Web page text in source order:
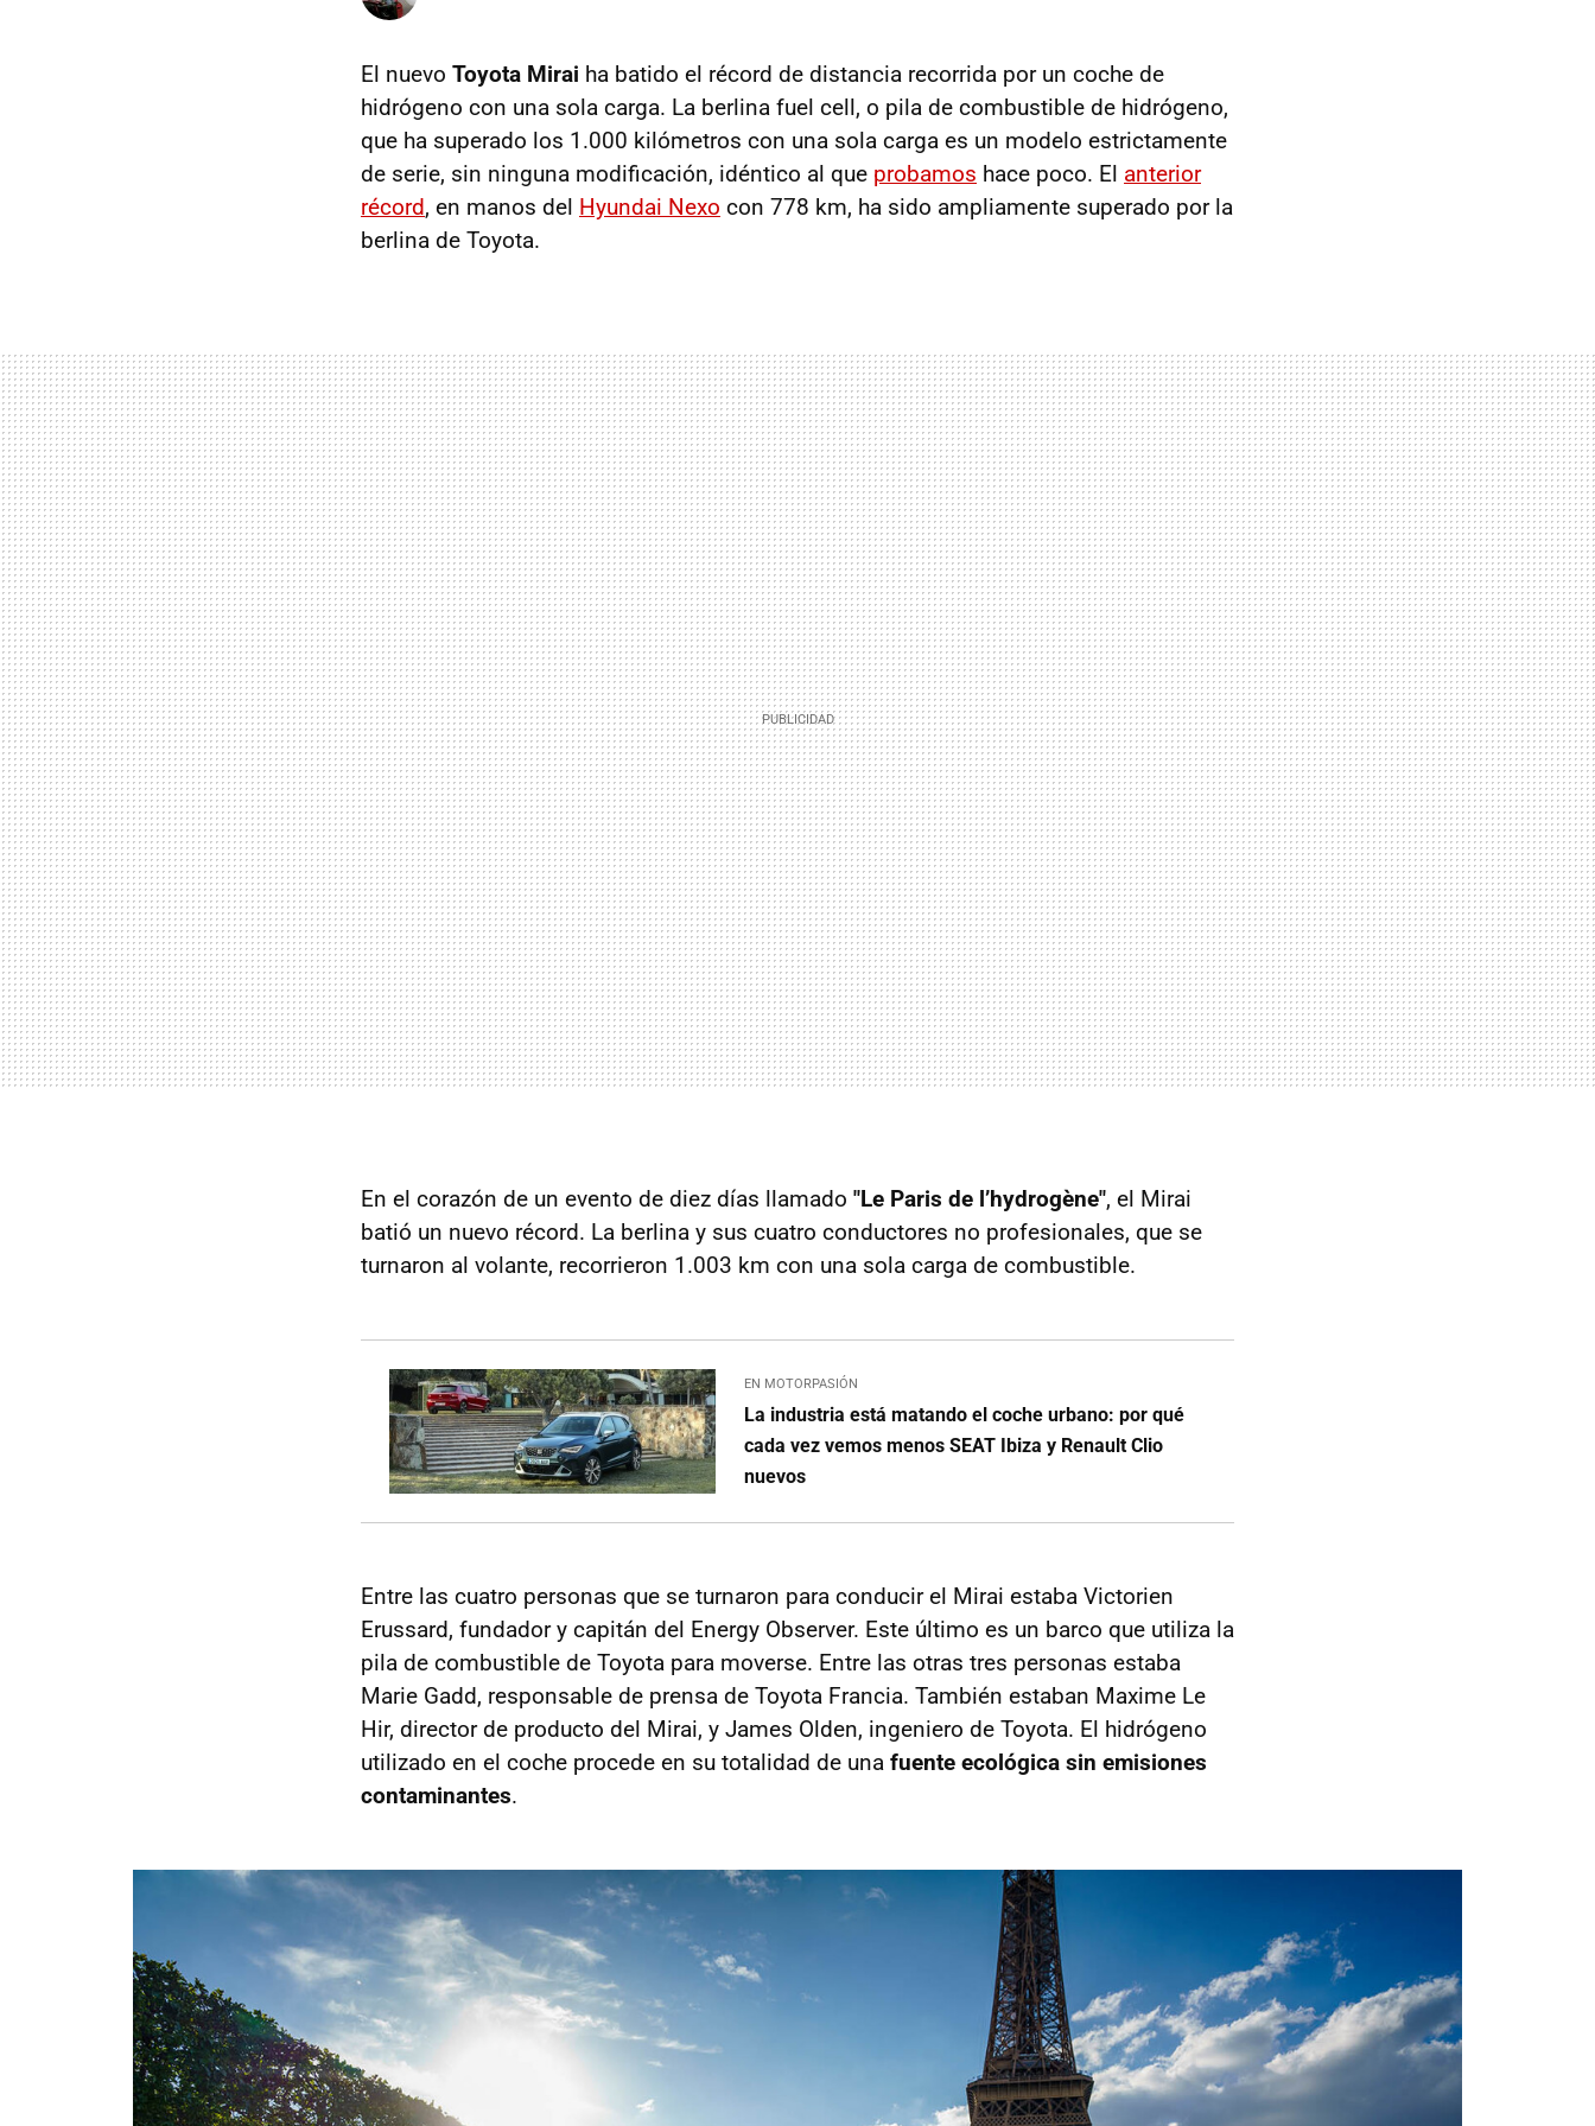
El nuevo Toyota Mirai ha batido el récord de distancia recorrida por un coche de
hidrógeno con una sola carga. La berlina fuel cell, o pila de combustible de hidrógeno,
que ha superado los 1.000 kilómetros con una sola carga es un modelo estrictamente
de serie, sin ninguna modificación, idéntico al que probamos hace poco. El anterior
récord, en manos del Hyundai Nexo con 778 km, ha sido ampliamente superado por la
berlina de Toyota.
En el corazón de un evento de diez días llamado "Le Paris de l’hydrogène", el Mirai
batió un nuevo récord. La berlina y sus cuatro conductores no profesionales, que se
turnaron al volante, recorrieron 1.003 km con una sola carga de combustible.
EN MOTORPASIÓN
La industria está matando el coche urbano: por qué
cada vez vemos menos SEAT Ibiza y Renault Clio
nuevos
Entre las cuatro personas que se turnaron para conducir el Mirai estaba Victorien
Erussard, fundador y capitán del Energy Observer. Este último es un barco que utiliza la
pila de combustible de Toyota para moverse. Entre las otras tres personas estaba
Marie Gadd, responsable de prensa de Toyota Francia. También estaban Maxime Le
Hir, director de producto del Mirai, y James Olden, ingeniero de Toyota. El hidrógeno
utilizado en el coche procede en su totalidad de una fuente ecológica sin emisiones
contaminantes.